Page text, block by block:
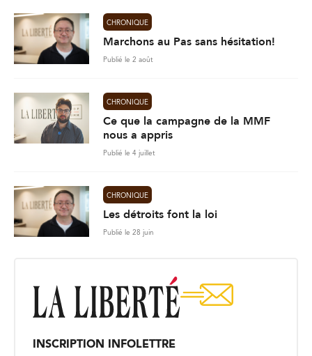
CHRONIQUE
Marchons au Pas sans hésitation!
Publié le 2 août
CHRONIQUE
Ce que la campagne de la MMF
nous a appris
Publié le 4 juillet
CHRONIQUE
Les détroits font la loi
Publié le 28 juin
INSCRIPTION INFOLETTRE